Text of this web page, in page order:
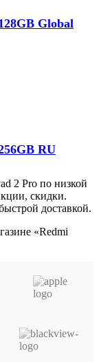
Global
RU
2 Pro по низкой
скидки.
доставкой.
«Redmi